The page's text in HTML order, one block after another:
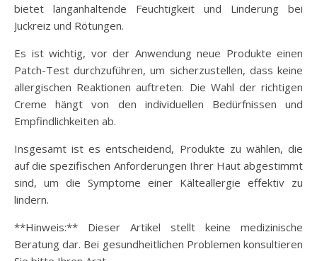
bietet langanhaltende Feuchtigkeit und Linderung bei
Juckreiz und Rötungen.
Es ist wichtig, vor der Anwendung neue Produkte einen
Patch-Test durchzuführen, um sicherzustellen, dass keine
allergischen Reaktionen auftreten. Die Wahl der richtigen
Creme hängt von den individuellen Bedürfnissen und
Empfindlichkeiten ab.
Insgesamt ist es entscheidend, Produkte zu wählen, die
auf die spezifischen Anforderungen Ihrer Haut abgestimmt
sind, um die Symptome einer Kälteallergie effektiv zu
lindern.
**Hinweis:** Dieser Artikel stellt keine medizinische
Beratung dar. Bei gesundheitlichen Problemen konsultieren